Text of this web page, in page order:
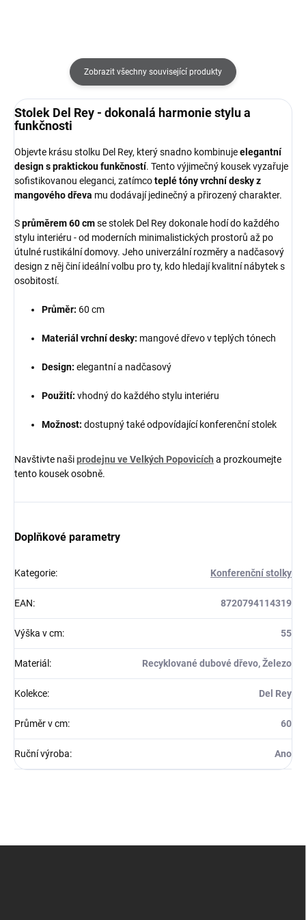
Zobrazit všechny související produkty
Stolek Del Rey - dokonalá harmonie stylu a
funkčnosti
Objevte krásu stolku Del Rey, který snadno kombinujeelegantní
design s praktickou funkčností. Tento výjimečný kousek vyzařuje
sofistikovanou eleganci, zatímcoteplé tóny vrchní desky z
mangového dřeva mu dodávají jedinečný a přirozený charakter.
Sprůměrem 60 cmse stolek Del Rey dokonale hodí do každého
stylu interiéru - od moderních minimalistických prostorů až po
útulné rustikální domovy. Jeho univerzální rozměry a nadčasový
design z něj činí ideální volbu pro ty, kdo hledají kvalitní nábytek s
osobitostí.
Průměr: 60 cm
Materiál vrchní desky: mangové dřevo v teplých tónech
Design: elegantní a nadčasový
Použití: vhodný do každého stylu interiéru
Možnost: dostupný také odpovídající konferenční stolek
Navštivte našiprodejnu ve Velkých Popovicích a prozkoumejte
tento kousek osobně.
Doplňkové parametry
Kategorie: Konferenční stolky
EAN: 8720794114319
Výška v cm: 55
Materiál : Recyklované dubové dřevo, Železo
Kolekce: Del Rey
Průměr v cm: 60
Ruční výroba: Ano